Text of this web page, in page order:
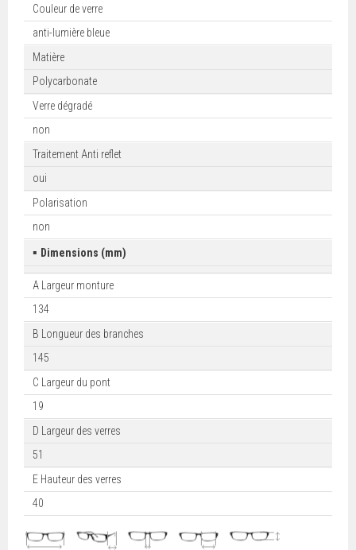
Couleur de verre
anti-lumière bleue
Matière
Polycarbonate
Verre dégradé
non
Traitement Anti reflet
oui
Polarisation
non
▪ Dimensions (mm)
A Largeur monture
134
B Longueur des branches
145
C Largeur du pont
19
D Largeur des verres
51
E Hauteur des verres
40